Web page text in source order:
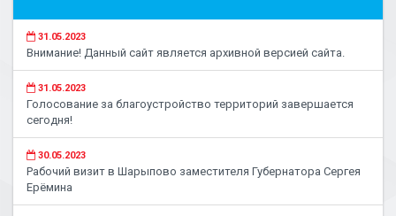
31.05.2023
Внимание! Данный сайт является архивной версией сайта.
31.05.2023
Голосование за благоустройство территорий завершается
сегодня!
30.05.2023
Рабочий визит в Шарыпово заместителя Губернатора Сергея
Ерёмина